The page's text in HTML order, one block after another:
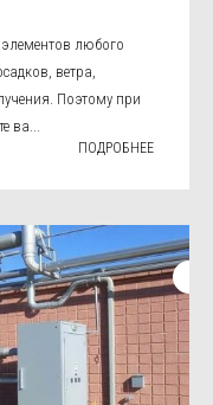
любого
ветра,
Поэтому при
ва...
ПОДРОБНЕЕ